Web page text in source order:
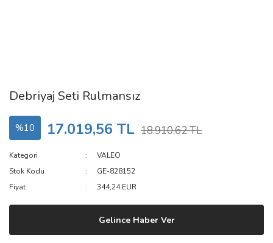
Debriyaj Seti Rulmansız
%10 17.019,56 TL 18.910,62 TL
Kategori
VALEO
Stok Kodu
GE-828152
Fiyat
344,24 EUR
Gelince Haber Ver